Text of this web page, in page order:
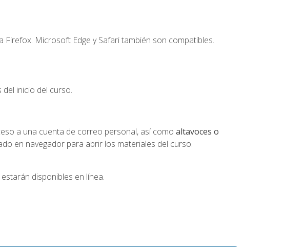
Microsoft Edge y Safari también son compatibles.
inicio del curso.
a una cuenta de correo personal, así como altavoces o
en navegador para abrir los materiales del curso.
disponibles en línea.